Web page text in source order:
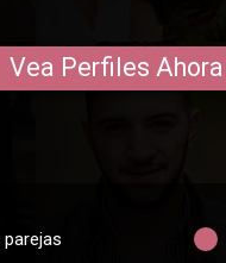
Vea Perfiles Ahora